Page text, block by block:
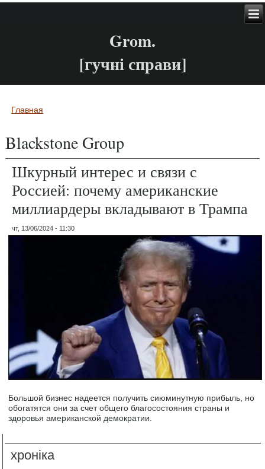
Grom.
[гучні справи]
Вы здесь
Главная
Blackstone Group
Шкурный интерес и связи с
Россией: почему американские
миллиардеры вкладывают в Трампа
чт, 13/06/2024 - 11:30
Большой бизнес надеется получить сиюминутную прибыль, но
обогатятся они за счет общего благосостояния страны и
здоровья американской демократии.
хроніка